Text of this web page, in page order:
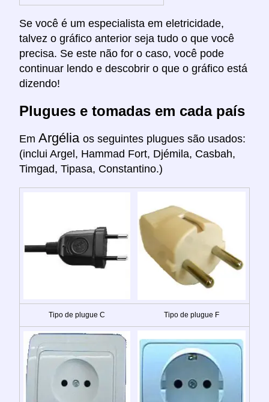
Se você é um especialista em eletricidade,
talvez o gráfico anterior seja tudo o que você
precisa. Se este não for o caso, você pode
continuar lendo e descobrir o que o gráfico está
dizendo!
Plugues e tomadas em cada país
Em Argélia os seguintes plugues são usados:
(inclui Argel, Hammad Fort, Djémila, Casbah,
Timgad, Tipasa, Constantino.)
Tipo de plugue C Tipo de plugue F